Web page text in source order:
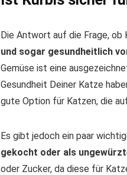
Die Antwort auf die Frage,
und sogar gesundheitlich
Gemüse ist eine
Gesundheit Deiner Katze
gute Option für Katzen, die
Es gibt jedoch ein paar
gekocht oder als
oder Zucker, da diese für